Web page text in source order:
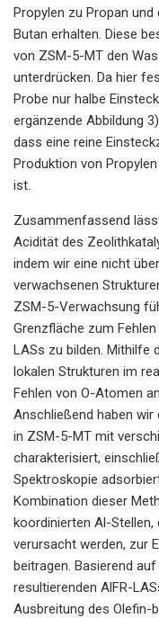
Propylen zu Propan
Butan erhalten. Diese
von ZSM-5-MT den
unterdrücken. Da hier
Probe nur halbe
ergänzende Abbildung
dass eine reine
Produktion von
ist.
Zusammenfassend
Acidität des
indem wir eine nicht
verwachsenen
ZSM-5-Verwachsung
Grenzfläche zum
LASs zu bilden. Mithilfe
lokalen Strukturen im
Fehlen von O-Atomen
Anschließend haben wir
in ZSM-5-MT mit
charakterisiert,
Spektroskopie
Kombination dieser
koordinierten Al-
verursacht werden, zur
beitragen. Basierend
resultierenden AlFR-
Ausbreitung des Olefin-